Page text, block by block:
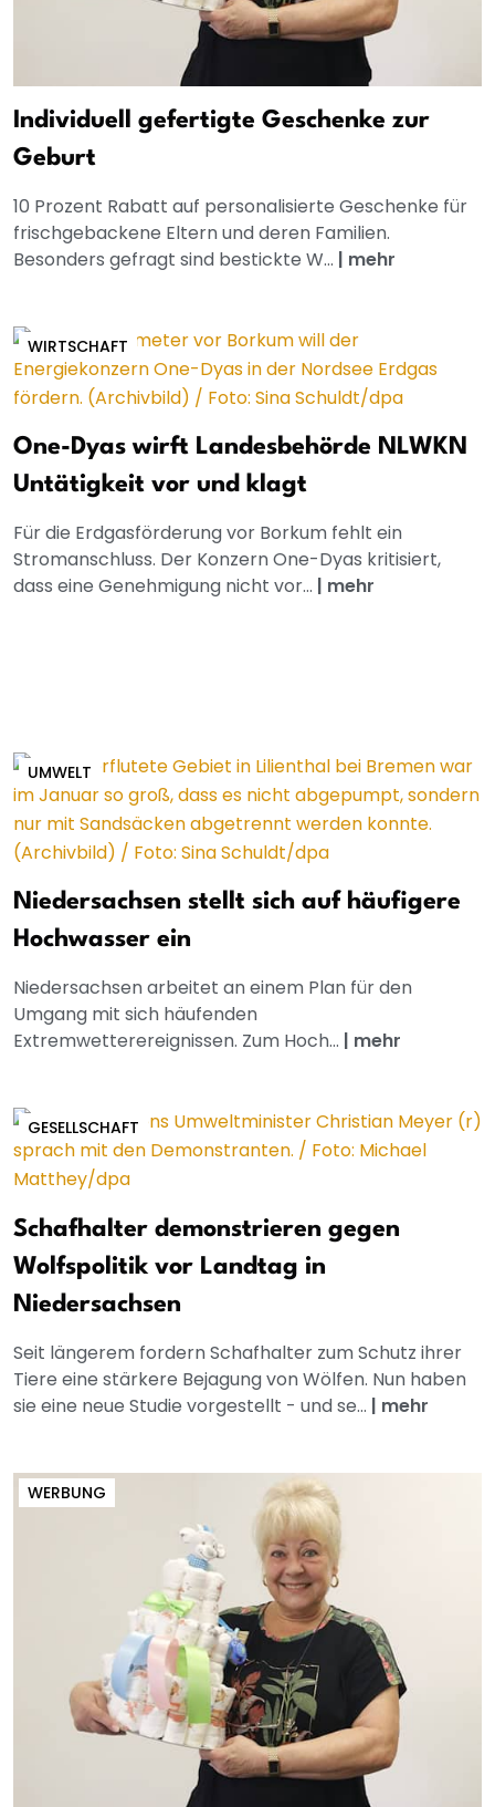
Individuell gefertigte Geschenke zur
Geburt
10 Prozent Rabatt auf personalisierte Geschenke für
frischgebackene Eltern und deren Familien.
Besonders gefragt sind bestickte W... | mehr
WIRTSCHAFT
One-Dyas wirft Landesbehörde NLWKN
Untätigkeit vor und klagt
Für die Erdgasförderung vor Borkum fehlt ein
Stromanschluss. Der Konzern One-Dyas kritisiert,
dass eine Genehmigung nicht vor... | mehr
UMWELT
Niedersachsen stellt sich auf häufigere
Hochwasser ein
Niedersachsen arbeitet an einem Plan für den
Umgang mit sich häufenden
Extremwetterereignissen. Zum Hoch... | mehr
GESELLSCHAFT
Schafhalter demonstrieren gegen
Wolfspolitik vor Landtag in
Niedersachsen
Seit längerem fordern Schafhalter zum Schutz ihrer
Tiere eine stärkere Bejagung von Wölfen. Nun haben
sie eine neue Studie vorgestellt - und se... | mehr
WERBUNG